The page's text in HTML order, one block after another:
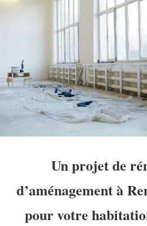
Un projet de
d’aménagement à
pour votre